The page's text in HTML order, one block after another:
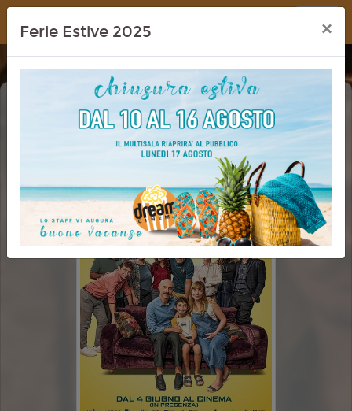
Dream Cinema
SMART WORKING
CINEMA IN FESTA
Ferie Estive 2025 ×